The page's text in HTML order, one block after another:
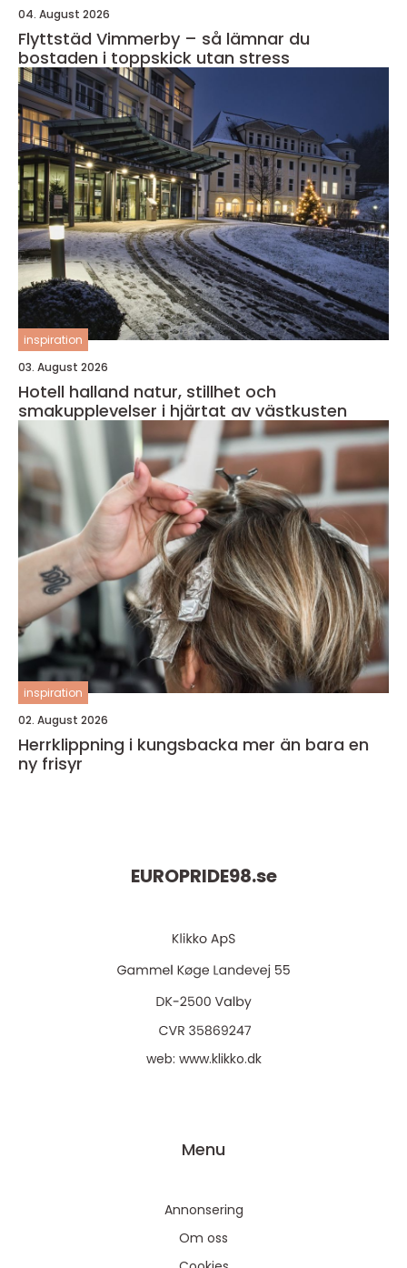
04. August 2026
Flyttstäd Vimmerby – så lämnar du
bostaden i toppskick utan stress
inspiration
03. August 2026
Hotell halland natur, stillhet och
smakupplevelser i hjärtat av västkusten
inspiration
02. August 2026
Herrklippning i kungsbacka mer än bara en
ny frisyr
EUROPRIDE98.se
web: www.klikko.dk
Menu
Annonsering
Om oss